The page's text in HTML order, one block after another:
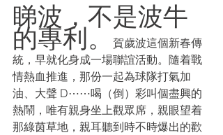
睇波，不是波牛
的專利。
賀歲波這個新春傳
統，早就化身成一場聯誼活動。隨着戰
情熱血推進，那份一起為球隊打氣加
油、大聲 D⋯⋯喝（倒）彩叫個盡興的
熱鬧，唯有親身坐上觀眾席，親眼望着
那綠茵草地，親耳聽到時不時爆出的歡